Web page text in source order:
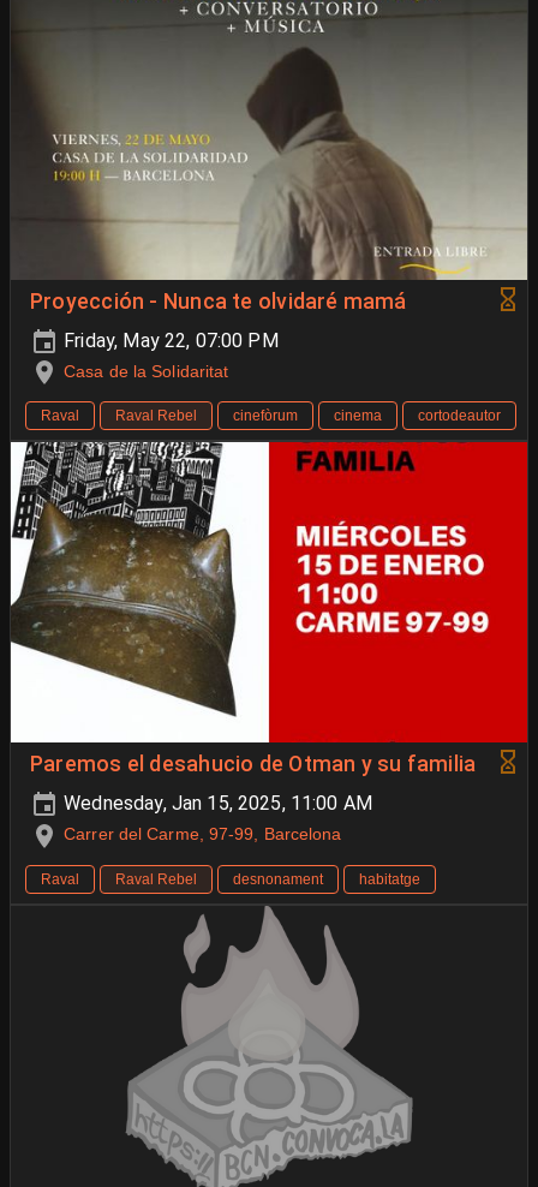
Proyección - Nunca te olvidaré mamá
Friday, May 22, 07:00 PM
Casa de la Solidaritat
Raval Raval Rebel cinefòrum cinema cortodeautor
Paremos el desahucio de Otman y su familia
Wednesday, Jan 15, 2025, 11:00 AM
Carrer del Carme, 97-99, Barcelona
Raval Raval Rebel desnonament habitatge